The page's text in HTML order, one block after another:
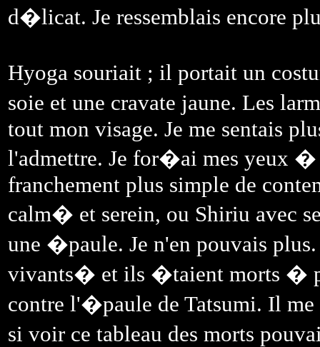
d�licat. Je ressemblais encore
Hyoga souriait ; il portait un
soie et une cravate jaune. Les
tout mon visage. Je me sentais
l'admettre. Je for�ai mes yeux �
franchement plus simple de
calm� et serein, ou Shiriu avec
une �paule. Je n'en pouvais
vivants� et ils �taient morts �
contre l'�paule de Tatsumi. Il
si voir ce tableau des morts